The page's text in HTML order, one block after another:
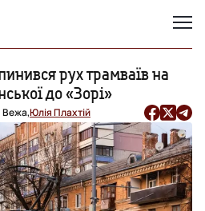
рух трамваїв на
до «Зорі»
Вежа,Юлія Плахтій